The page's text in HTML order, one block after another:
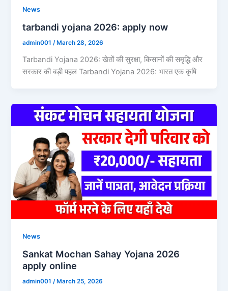
News
tarbandi yojana 2026: apply now
admin001 /March 28, 2026
Tarbandi Yojana 2026: खेतों की सुरक्षा, किसानों की समृद्धि और
सरकार की बड़ी पहल Tarbandi Yojana 2026: भारत एक कृषि
News
Sankat Mochan Sahay Yojana 2026
apply online
admin001 /March 25, 2026